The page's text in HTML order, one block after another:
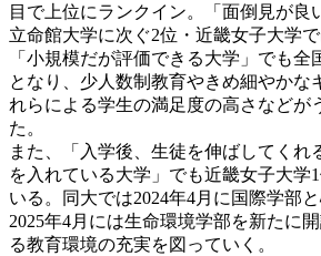
目で上位にランクイン。「面倒見が良
立命館大学に次ぐ2位・近畿女子大学で
「小規模だが評価できる大学」でも全
となり、少人数制教育やきめ細やかな
れらによる学生の満足度の高さなどが
た。
また、「入学後、生徒を伸ばしてくれ
を入れている大学」でも近畿女子大学
いる。同大では2024年4月に国際学部
2025年4月には生命環境学部を新たに
る教育環境の充実を図っていく。